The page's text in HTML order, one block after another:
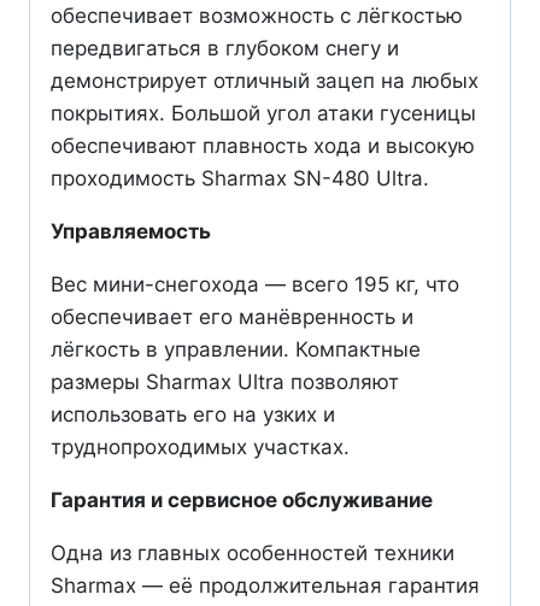
обеспечивает возможность с лёгкостью
передвигаться в глубоком снегу и
демонстрирует отличный зацеп на любых
покрытиях. Большой угол атаки гусеницы
обеспечивают плавность хода и высокую
проходимость Sharmax SN-480 Ultra.
Управляемость
Вес мини-снегохода — всего 195 кг, что
обеспечивает его манёвренность и
лёгкость в управлении. Компактные
размеры Sharmax Ultra позволяют
использовать его на узких и
труднопроходимых участках.
Гарантия и сервисное обслуживание
Одна из главных особенностей техники
Sharmax — её продолжительная гарантия